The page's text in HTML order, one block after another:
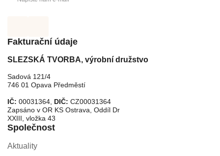
Fakturační údaje
SLEZSKÁ TVORBA, výrobní družstvo
Sadová 121/4
746 01 Opava Předměstí
IČ: 00031364, DIČ: CZ00031364
Zapsáno v OR KS Ostrava, Oddíl Dr
XXIII, vložka 43
Společnost
Aktuality